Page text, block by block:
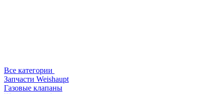
Все категории
Запчасти Weishaupt
Газовые клапаны